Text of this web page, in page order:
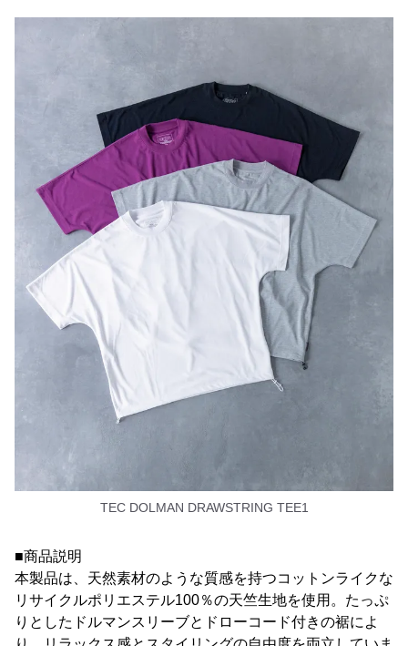
TEC DOLMAN DRAWSTRING TEE1
■商品説明
本製品は、天然素材のような質感を持つコットンライクな
リサイクルポリエステル100％の天竺生地を使用。たっぷ
りとしたドルマンスリーブとドローコード付きの裾によ